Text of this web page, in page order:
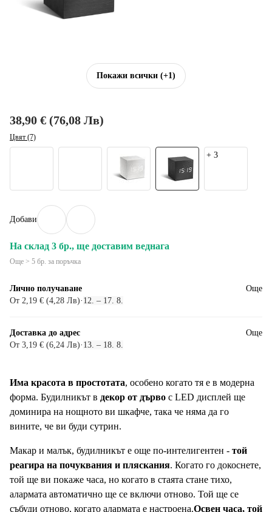
Покажи всички (+1)
38,90 € (76,08 Лв)
Цвят (7)
+ 3
Добави
На склад 3 бр., ще доставим веднага
Още > 5 бр. за поръчка
Лично получаване
От 2,19 € (4,28 Лв)· 12. – 17. 8.
Още
Доставка до адрес
От 3,19 € (6,24 Лв)· 13. – 18. 8.
Още
Има красота в простотата, особено когато тя е в модерна
форма. Будилникът в декор от дърво с LED дисплей ще
доминира на нощното ви шкафче, така че няма да го
вините, че ви буди сутрин.
Макар и малък, будилникът е още по-интелигентен - той
реагира на почуквания и пляскания. Когато го докоснете,
той ще ви покаже часа, но когато в стаята стане тихо,
алармата автоматично ще се включи отново. Той ще се
събуди отново, когато алармата е настроена.Освен часа, той